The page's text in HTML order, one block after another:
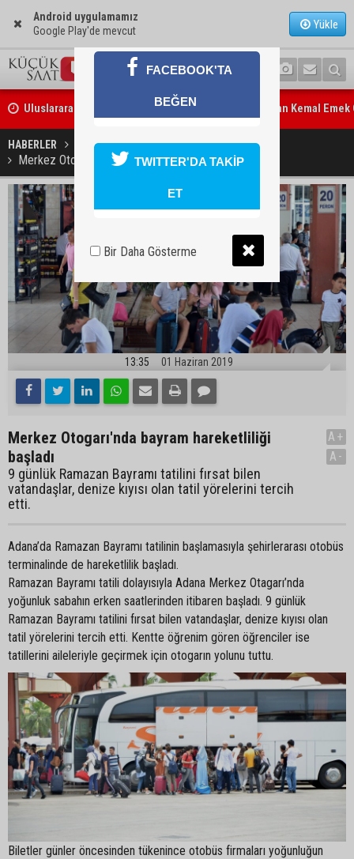
Android uygulamamız
Google Play'de mevcut
Yükle
Uluslararası Adana Altın Koza Film Festivali’nde Orhan Kemal
sahipleri belli oldu
Adana’da trafikte testereyle saldırı iddiası: Şüpheli tutuklandı
HABERLER GÜNDEM
Merkez Otogarı'nda bayram hareketliliği başladı
13:35 01 Haziran 2019
Merkez Otogarı'nda bayram hareketliliği
başladı
9 günlük Ramazan Bayramı tatilini fırsat bilen
vatandaşlar, denize kıyısı olan tatil yörelerini tercih
etti.
A+
A-
Adana’da Ramazan Bayramı tatilinin başlamasıyla şehirlerarası otobüs
terminalinde de hareketlilik başladı.
Ramazan Bayramı tatili dolayısıyla Adana Merkez Otagarı’nda
yoğunluk sabahın erken saatlerinden itibaren başladı. 9 günlük
Ramazan Bayramı tatilini fırsat bilen vatandaşlar, denize kıyısı olan
tatil yörelerini tercih etti. Kentte öğrenim gören öğrenciler ise
tatillerini aileleriyle geçirmek için otogarın yolunu tuttu.
Biletler günler öncesinden tükenince otobüs firmaları yoğunluğun
FACEBOOK'TA
BEĞEN
TWITTER'DA TAKİP
ET
Bir Daha Gösterme